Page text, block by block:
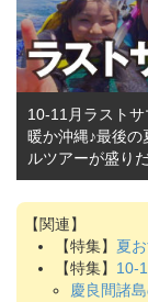
10-11月ラスト
暖か沖縄♪最後
ルツアーが盛り
【特集】 夏
【特集】 10-
慶良間諸